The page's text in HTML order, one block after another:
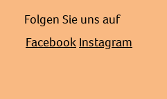
Folgen Sie uns auf
Facebook Instagram